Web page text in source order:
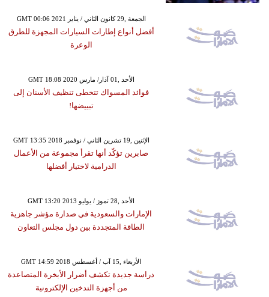
GMT 00:06 2021 الجمعة ,29 كانون الثاني / يناير
أفضل أنواع إطارات السيارات المجهزة للطرق
الوعرة
GMT 18:08 2020 الأحد ,01 آذار/ مارس
فوائد المسواك تتخطى تنظيف الأسنان إلى
تبييضها!
GMT 13:35 2018 الإثنين ,19 تشرين الثاني / نوفمبر
صابرين تؤكّد أنها تقرأ مجموعة من الأعمال
الدرامية لاختيار أفضلها
GMT 13:20 2013 الأحد ,28 تموز / يوليو
الإمارات والسعودية في صدارة مؤشر جاهزية
الطاقة المتجددة بين دول مجلس التعاون
GMT 14:59 2018 الأربعاء ,15 آب / أغسطس
دراسة جديدة تكشف أضرار الأبخرة المتصاعدة
من أجهزة التدخين الإلكترونية